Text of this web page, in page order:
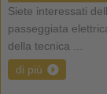
Siete interessati
passeggiata
della tecnica ...
di più